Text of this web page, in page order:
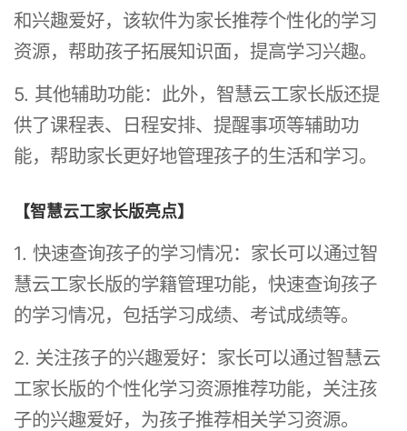
和兴趣爱好，该软件为家长推荐个性化的学习
资源，帮助孩子拓展知识面，提高学习兴趣。
5. 其他辅助功能：此外，智慧云工家长版还提
供了课程表、日程安排、提醒事项等辅助功
能，帮助家长更好地管理孩子的生活和学习。
【智慧云工家长版亮点】
1. 快速查询孩子的学习情况：家长可以通过智
慧云工家长版的学籍管理功能，快速查询孩子
的学习情况，包括学习成绩、考试成绩等。
2. 关注孩子的兴趣爱好：家长可以通过智慧云
工家长版的个性化学习资源推荐功能，关注孩
子的兴趣爱好，为孩子推荐相关学习资源。